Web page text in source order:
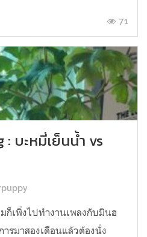
71
บะหมี่เย็นน้ำ vs
เพิ่งไปทำงานเพลงกับมินฮ
รมาสองเดือนแล้วต้องนั่ง